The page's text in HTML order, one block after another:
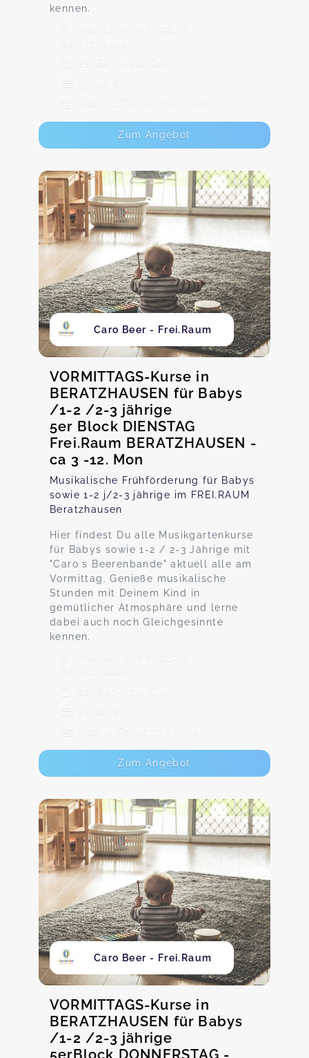
kennen.
Marktstraße 8, 93176
22. Sep - 20. Okt
95,00 €
Max. 10 TeilnehmerInnen
Zum Angebot
Caro Beer - Frei.Raum
VORMITTAGS-Kurse in
BERATZHAUSEN für Babys
/1-2 /2-3 jährige
5er Block DIENSTAG
Frei.Raum BERATZHAUSEN -
ca 3 -12. Mon
Musikalische Frühförderung für Babys
sowie 1-2 j/2-3 jährige im FREI.RAUM
Beratzhausen
Hier findest Du alle Musikgartenkurse
für Babys sowie 1-2 / 2-3 Jährige mit
"Caro s Beerenbande" aktuell alle am
Vormittag. Genieße musikalische
Stunden mit Deinem Kind in
gemütlicher Atmosphäre und lerne
dabei auch noch Gleichgesinnte
kennen.
Marktstraße 8, 93176
22. Sep - 20. Okt
95,00 €
Max. 9 TeilnehmerInnen
Zum Angebot
Caro Beer - Frei.Raum
VORMITTAGS-Kurse in
BERATZHAUSEN für Babys
/1-2 /2-3 jährige
5erBlock DONNERSTAG -